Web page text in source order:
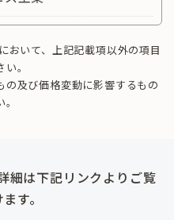
おいて、上記記載項以外の項目
。
及び価格変動に影響するもの
細は下記リンクよりご覧
す。